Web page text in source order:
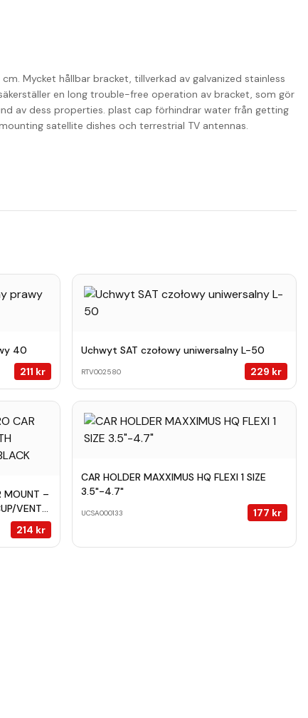
Mycket hållbar bracket, tillverkad av galvanized stainless
en long trouble-free operation av bracket, som gör
av dess properties. plast cap förhindrar water från getting
satellite dishes och terrestrial TV antennas.
40
211 kr
Uchwyt SAT czołowy uniwersalny L-50
RTV002580 229 kr
MOUNT –
VENT
214 kr
CAR HOLDER MAXXIMUS HQ FLEXI 1 SIZE
3.5"-4.7"
UCSA000133 177 kr